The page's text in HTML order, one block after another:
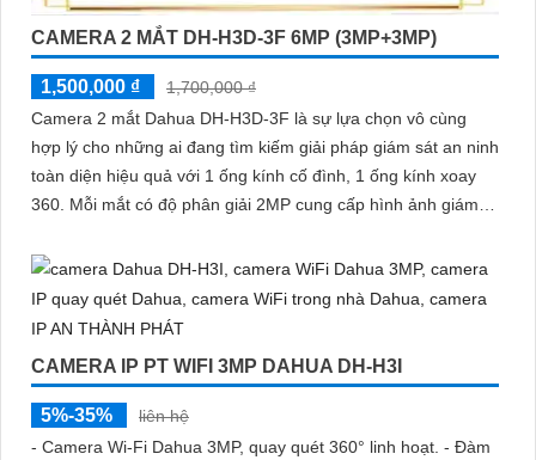
CAMERA 2 MẮT DH-H3D-3F 6MP (3MP+3MP)
1,500,000 ₫
1,700,000 ₫
Camera 2 mắt Dahua DH-H3D-3F là sự lựa chọn vô cùng
hợp lý cho những ai đang tìm kiếm giải pháp giám sát an ninh
toàn diện hiệu quả với 1 ống kính cố đình, 1 ống kính xoay
360. Mỗi mắt có độ phân giải 2MP cung cấp hình ảnh giám
thoại 2 chiều, khả năng phát hiện phân biệt người vật độ
chính xác cao
CAMERA IP PT WIFI 3MP DAHUA DH-H3I
5%-35%
liên hệ
- Camera Wi-Fi Dahua 3MP, quay quét 360° linh hoạt. - Đàm